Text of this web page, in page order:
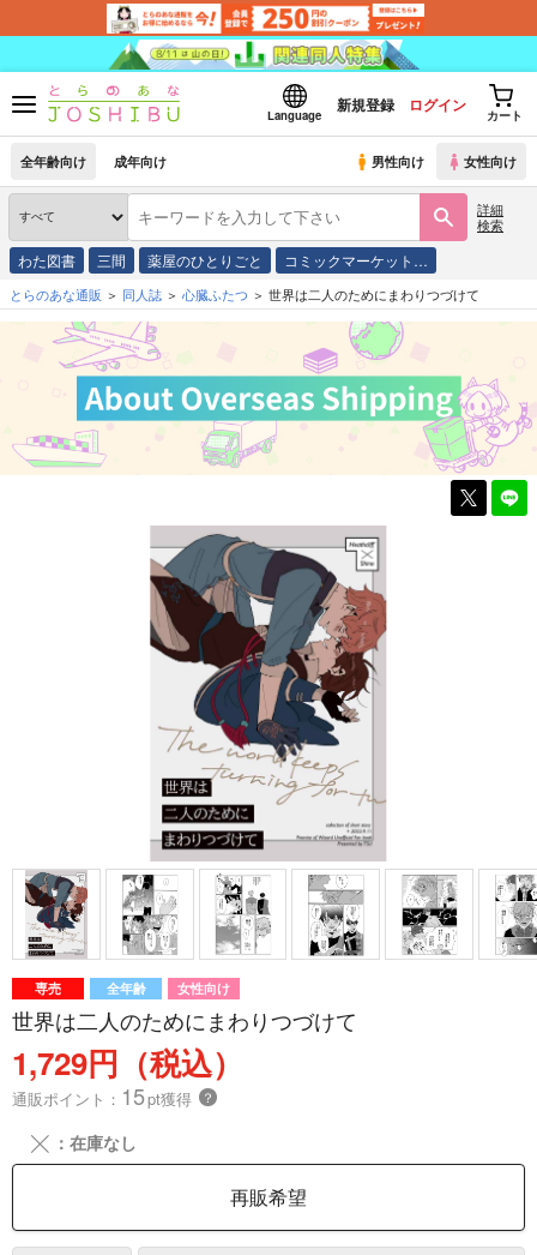
Language
新規登録 ログイン
カート
全年齢向け 成年向け 男性向け 女性向け
詳細
検索
わた図書 三間 薬屋のひとりごと コミックマーケット…
とらのあな通販 同人誌 心臓ふたつ 世界は二人のためにまわりつづけて
専売 全年齢 女性向け
世界は二人のためにまわりつづけて
1,729円（税込）
通販ポイント： 15pt獲得 ？
╳ ：在庫なし
再販希望